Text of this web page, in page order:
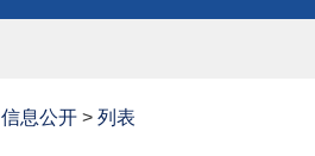
信息公开 > 列表